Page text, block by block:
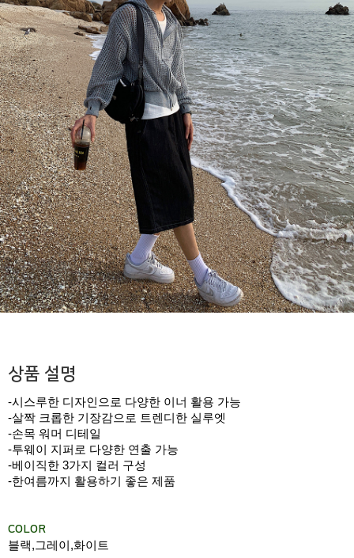
상품 설명
-시스루한 디자인으로 다양한 이너 활용 가능
-살짝 크롭한 기장감으로 트렌디한 실루엣
-손목 워머 디테일
-투웨이 지퍼로 다양한 연출 가능
-베이직한 3가지 컬러 구성
-한여름까지 활용하기 좋은 제품
COLOR
블랙,그레이,화이트